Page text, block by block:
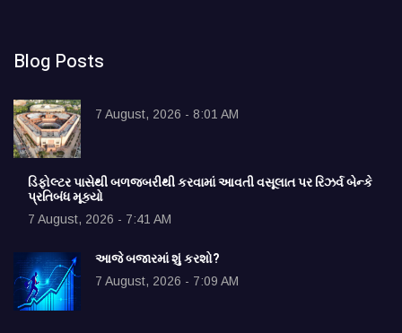
Blog Posts
7 August, 2026 - 8:01 AM
ડિફોલ્ટર પાસેથી બળજબરીથી કરવામાં આવતી વસૂલાત પર રિઝર્વ બેન્કે
પ્રતિબંધ મૂક્યો
7 August, 2026 - 7:41 AM
આજે બજારમાં શું કરશો?
7 August, 2026 - 7:09 AM